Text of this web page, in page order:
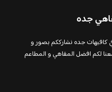
جده
كافيهات جده نشارككم بصور و
لكم افضل المقاهي و المطاعم